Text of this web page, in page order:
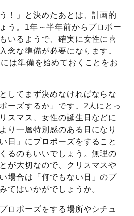
！」と決めたあとは、計画的
う。1年～半年前からプロポー
いるようで、確実に女性に喜
念な準備が必要になります。
は準備を始めておくことをお
してまず決めなければならな
ーズするか」です。2人にとっ
スマス、女性の誕生日などに
り一層特別感のある日になり
日」にプロポーズをすること
るのもいいでしょう。無理の
が大切なので、クリスマスや
場合は「何でもない日」のプ
てはいかがでしょうか。
ロポーズをする場所やシチュ